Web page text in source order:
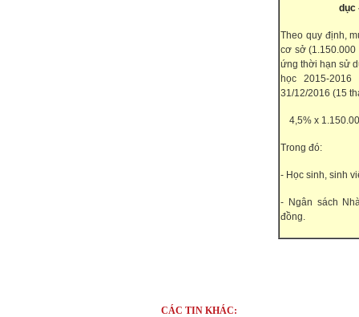
dục
Theo quy định,
cơ sở
ứng thời hạn sử
học 2015-
31/12/2016 (15
4,5% x
Trong đó:
- Học sinh, sinh
- Ngân sách
đồng.
CÁC TIN KHÁC: